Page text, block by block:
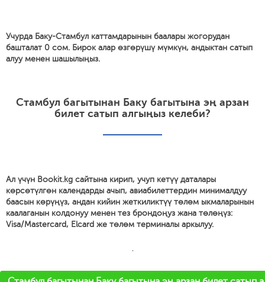
Учурда Баку-Стамбул каттамдарынын баалары жогорудан
башталат 0 сом. Бирок алар өзгөрүшү мүмкүн, андыктан сатып
алуу менен шашылыңыз.
Стамбул багытынан Баку багытына эң арзан
билет сатып алгыңыз келеби?
Ал үчүн Bookit.kg сайтына кирип, учуп кетүү даталары
көрсөтүлгөн календарды ачып, авиабилеттердин минималдуу
баасын көрүңүз, андан кийин жеткиликтүү төлөм ыкмаларынын
каалаганын колдонуу менен тез брондоңуз жана төлөңүз:
Visa/Mastercard, Elcard же төлөм терминалы аркылуу.
'